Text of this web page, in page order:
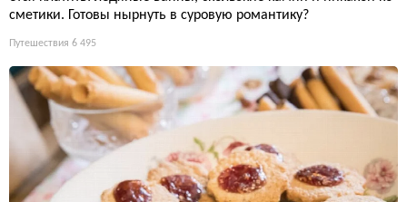
сметики. Готовы нырнуть в суровую романтику?
Путешествия 6 495